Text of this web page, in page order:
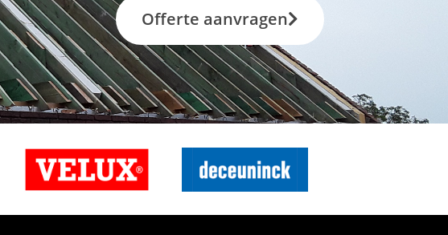
Offerte aanvragen